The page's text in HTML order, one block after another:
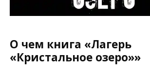
О чем книга «Лагерь
«Кристальное озеро»»